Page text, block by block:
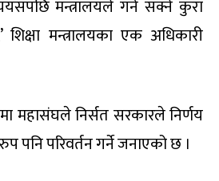
मन्त्रालयले गर्न सक्ने कुरा
शिक्षा मन्त्रालयका एक अधिकारी
महासंघले निर्सत सरकारले निर्णय
पनि परिवर्तन गर्ने जनाएको छ ।